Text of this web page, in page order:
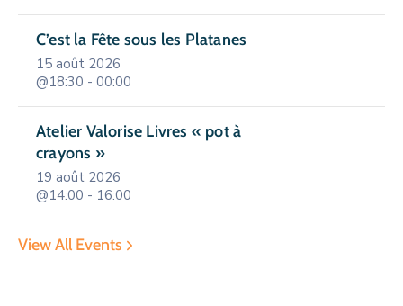
C’est la Fête sous les Platanes
15 août 2026
@18:30 - 00:00
Atelier Valorise Livres « pot à
crayons »
19 août 2026
@14:00 - 16:00
View All Events